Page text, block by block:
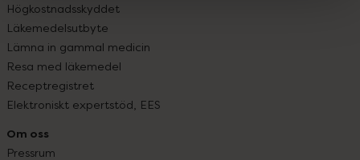
Högkostnadsskyddet
Läkemedelsutbyte
Lämna in gammal medicin
Resa med läkemedel
Receptregistret
Elektroniskt expertstöd, EES
Om oss
Pressrum